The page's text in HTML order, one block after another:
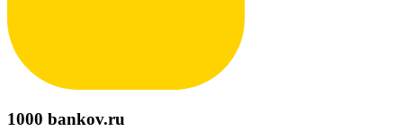
1000 bankov.ru